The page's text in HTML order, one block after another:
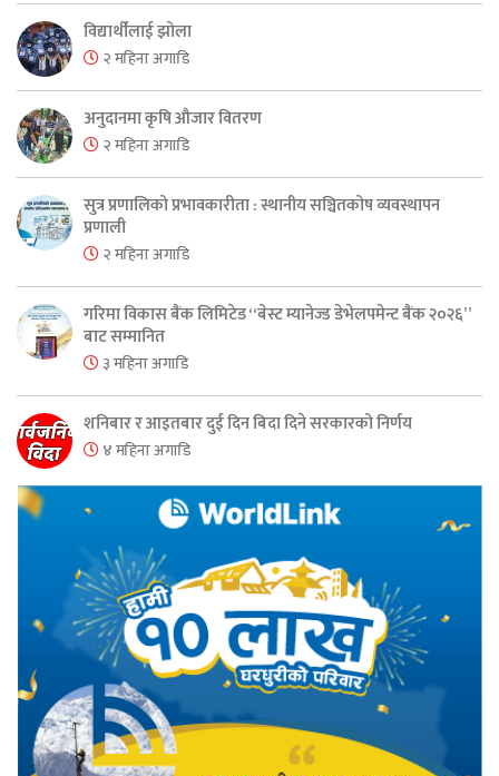
विद्यार्थीलाई झोला
२ महिना अगाडि
अनुदानमा कृषि औजार वितरण
२ महिना अगाडि
सुत्र प्रणालिको प्रभावकारीता : स्थानीय सञ्चितकोष व्यवस्थापन
प्रणाली
२ महिना अगाडि
गरिमा विकास बैंक लिमिटेड “बेस्ट म्यानेज्ड डेभेलपमेन्ट बैंक २०२६”
बाट सम्मानित
३ महिना अगाडि
शनिबार र आइतबार दुई दिन बिदा दिने सरकारको निर्णय
४ महिना अगाडि